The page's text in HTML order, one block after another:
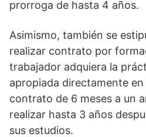
prorroga de hasta 4 años.
Asimismo, también se
realizar contrato por
trabajador adquiera la
apropiada directamente en
contrato de 6 meses a un
realizar hasta 3 años
sus estudios.